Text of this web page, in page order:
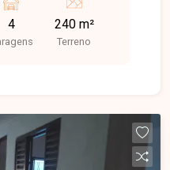
e diversos
e qualidade
para o dia a
localização
4 240 m²
Terreno